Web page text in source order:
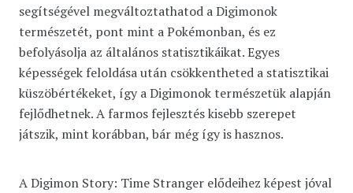
segítségével megváltoztathatod a Digimonok
természetét, pont mint a Pokémonban, és ez
befolyásolja az általános statisztikáikat. Egyes
képességek feloldása után csökkentheted a statisztikai
küszöbértékeket, így a Digimonok természetük alapján
fejlődhetnek. A farmos fejlesztés kisebb szerepet
játszik, mint korábban, bár még így is hasznos.
A Digimon Story: Time Stranger elődeihez képest jóval